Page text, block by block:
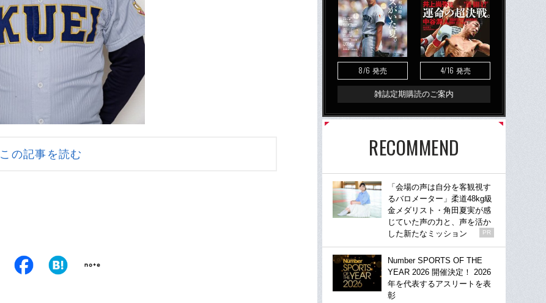
この記事を読む
8/6 発売 4/16 発売
雑誌定期購読のご案内
RECOMMEND
「会場の声は自分を客観視す
るバロメーター」柔道48kg級
金メダリスト・角田夏実が感
じていた声の力と、声を活か
した新たなミッション
PR
Number SPORTS OF THE
YEAR 2026 開催決定！ 2026
年を代表するアスリートを表
彰